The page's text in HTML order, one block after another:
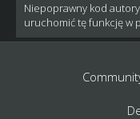
Niepoprawny kod
uruchomić tę funkcję w